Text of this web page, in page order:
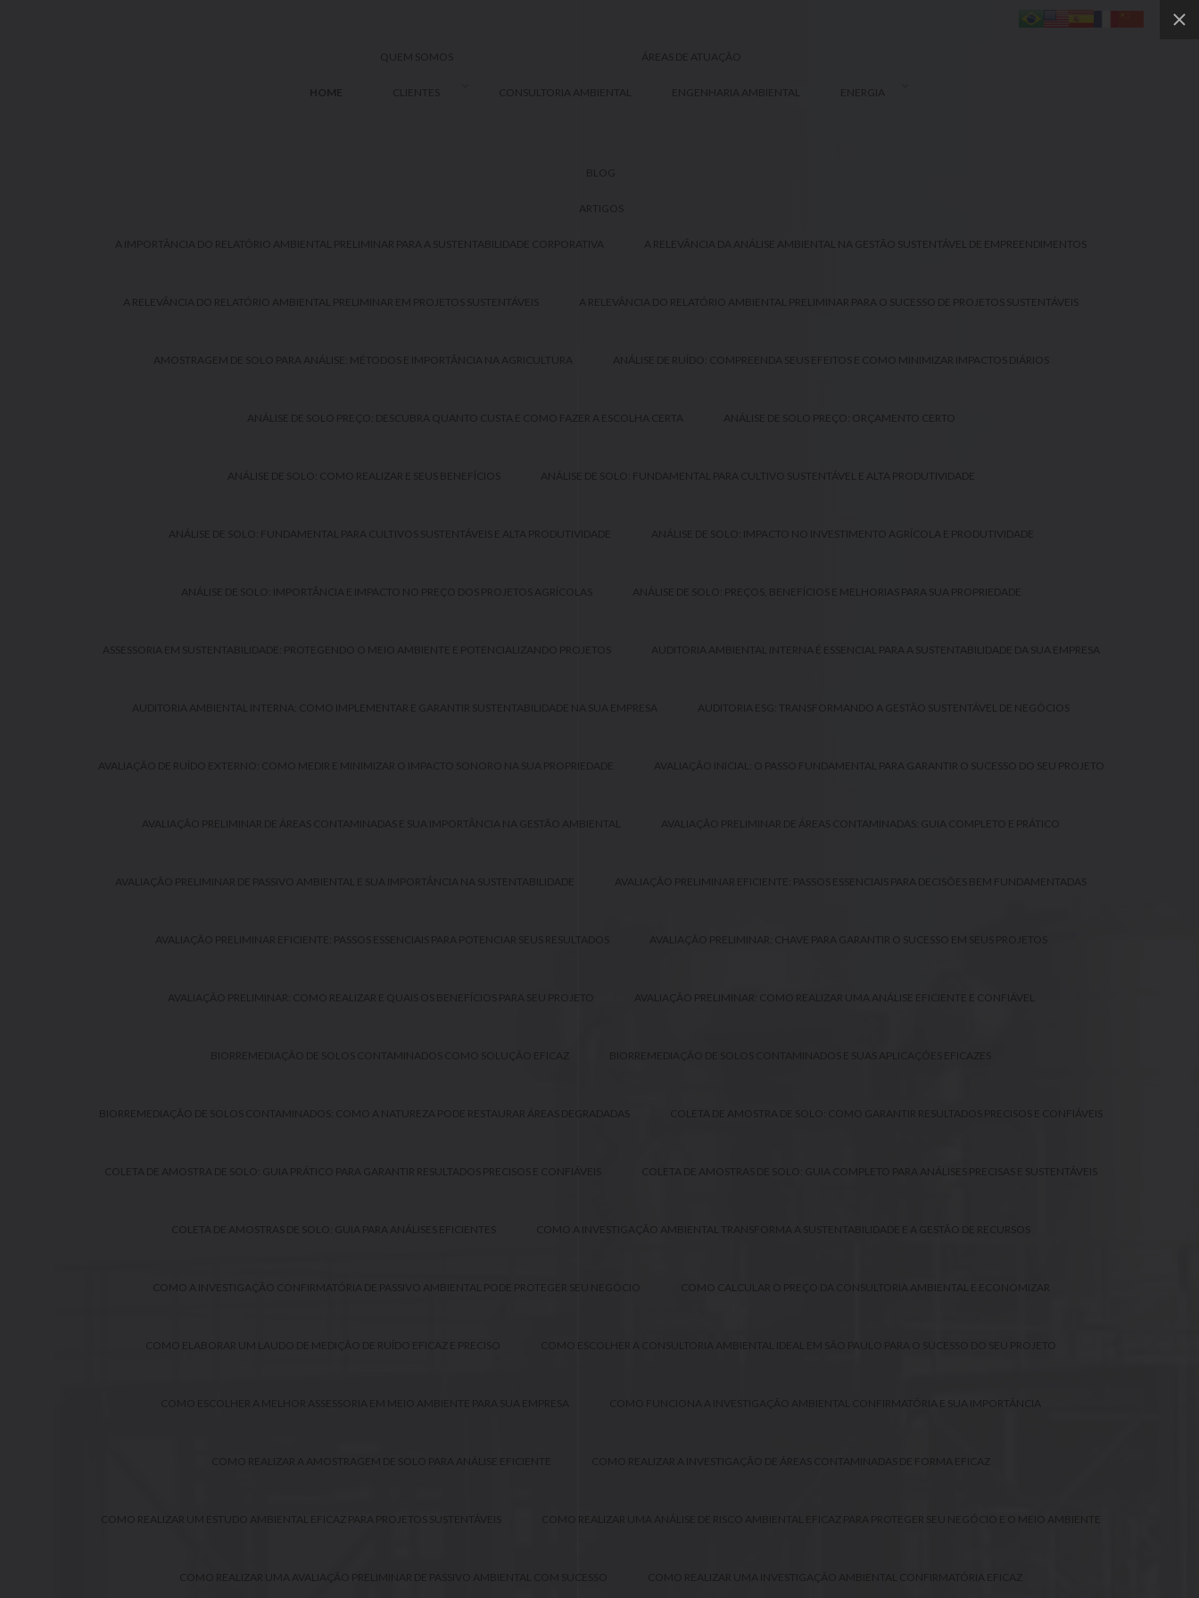
HOME
QUEM SOMOS
CLIENTES
ÁREAS DE ATUAÇÃO
CONSULTORIA AMBIENTAL ENGENHARIA AMBIENTAL ENERGIA
BLOG
ARTIGOS
A IMPORTÂNCIA DO RELATÓRIO AMBIENTAL PRELIMINAR PARA A SUSTENTABILIDADE CORPORATIVA A RELEVÂNCIA DA ANÁLISE AMBIENTAL NA GESTÃO SUSTENTÁVEL DE EMPREENDIMENTOS
A RELEVÂNCIA DO RELATÓRIO AMBIENTAL PRELIMINAR EM PROJETOS SUSTENTÁVEIS A RELEVÂNCIA DO RELATÓRIO AMBIENTAL PRELIMINAR PARA O SUCESSO DE PROJETOS SUSTENTÁVEIS
AMOSTRAGEM DE SOLO PARA ANÁLISE: MÉTODOS E IMPORTÂNCIA NA AGRICULTURA ANÁLISE DE RUÍDO: COMPREENDA SEUS EFEITOS E COMO MINIMIZAR IMPACTOS DIÁRIOS
ANÁLISE DE SOLO PREÇO: DESCUBRA QUANTO CUSTA E COMO FAZER A ESCOLHA CERTA ANÁLISE DE SOLO PREÇO: ORÇAMENTO CERTO
ANÁLISE DE SOLO: COMO REALIZAR E SEUS BENEFÍCIOS ANÁLISE DE SOLO: FUNDAMENTAL PARA CULTIVO SUSTENTÁVEL E ALTA PRODUTIVIDADE
ANÁLISE DE SOLO: FUNDAMENTAL PARA CULTIVOS SUSTENTÁVEIS E ALTA PRODUTIVIDADE ANÁLISE DE SOLO: IMPACTO NO INVESTIMENTO AGRÍCOLA E PRODUTIVIDADE
ANÁLISE DE SOLO: IMPORTÂNCIA E IMPACTO NO PREÇO DOS PROJETOS AGRÍCOLAS ANÁLISE DE SOLO: PREÇOS, BENEFÍCIOS E MELHORIAS PARA SUA PROPRIEDADE
ASSESSORIA EM SUSTENTABILIDADE: PROTEGENDO O MEIO AMBIENTE E POTENCIALIZANDO PROJETOS AUDITORIA AMBIENTAL INTERNA É ESSENCIAL PARA A SUSTENTABILIDADE DA SUA EMPRESA
AUDITORIA AMBIENTAL INTERNA: COMO IMPLEMENTAR E GARANTIR SUSTENTABILIDADE NA SUA EMPRESA AUDITORIA ESG: TRANSFORMANDO A GESTÃO SUSTENTÁVEL DE NEGÓCIOS
AVALIAÇÃO DE RUÍDO EXTERNO: COMO MEDIR E MINIMIZAR O IMPACTO SONORO NA SUA PROPRIEDADE AVALIAÇÃO INICIAL: O PASSO FUNDAMENTAL PARA GARANTIR O SUCESSO DO SEU PROJETO
AVALIAÇÃO PRELIMINAR DE ÁREAS CONTAMINADAS E SUA IMPORTÂNCIA NA GESTÃO AMBIENTAL AVALIAÇÃO PRELIMINAR DE ÁREAS CONTAMINADAS: GUIA COMPLETO E PRÁTICO
AVALIAÇÃO PRELIMINAR DE PASSIVO AMBIENTAL E SUA IMPORTÂNCIA NA SUSTENTABILIDADE AVALIAÇÃO PRELIMINAR EFICIENTE: PASSOS ESSENCIAIS PARA DECISÕES BEM FUNDAMENTADAS
AVALIAÇÃO PRELIMINAR EFICIENTE: PASSOS ESSENCIAIS PARA POTENCIAR SEUS RESULTADOS AVALIAÇÃO PRELIMINAR: CHAVE PARA GARANTIR O SUCESSO EM SEUS PROJETOS
AVALIAÇÃO PRELIMINAR: COMO REALIZAR E QUAIS OS BENEFÍCIOS PARA SEU PROJETO AVALIAÇÃO PRELIMINAR: COMO REALIZAR UMA ANÁLISE EFICIENTE E CONFIÁVEL
BIORREMEDIAÇÃO DE SOLOS CONTAMINADOS COMO SOLUÇÃO EFICAZ BIORREMEDIAÇÃO DE SOLOS CONTAMINADOS E SUAS APLICAÇÕES EFICAZES
BIORREMEDIAÇÃO DE SOLOS CONTAMINADOS: COMO A NATUREZA PODE RESTAURAR ÁREAS DEGRADADAS COLETA DE AMOSTRA DE SOLO: COMO GARANTIR RESULTADOS PRECISOS E CONFIÁVEIS
COLETA DE AMOSTRA DE SOLO: GUIA PRÁTICO PARA GARANTIR RESULTADOS PRECISOS E CONFIÁVEIS COLETA DE AMOSTRAS DE SOLO: GUIA COMPLETO PARA ANÁLISES PRECISAS E SUSTENTÁVEIS
COLETA DE AMOSTRAS DE SOLO: GUIA PARA ANÁLISES EFICIENTES COMO A INVESTIGAÇÃO AMBIENTAL TRANSFORMA A SUSTENTABILIDADE E A GESTÃO DE RECURSOS
COMO A INVESTIGAÇÃO CONFIRMATÓRIA DE PASSIVO AMBIENTAL PODE PROTEGER SEU NEGÓCIO COMO CALCULAR O PREÇO DA CONSULTORIA AMBIENTAL E ECONOMIZAR
COMO ELABORAR UM LAUDO DE MEDIÇÃO DE RUÍDO EFICAZ E PRECISO COMO ESCOLHER A CONSULTORIA AMBIENTAL IDEAL EM SÃO PAULO PARA O SUCESSO DO SEU PROJETO
COMO ESCOLHER A MELHOR ASSESSORIA EM MEIO AMBIENTE PARA SUA EMPRESA COMO FUNCIONA A INVESTIGAÇÃO AMBIENTAL CONFIRMATÓRIA E SUA IMPORTÂNCIA
COMO REALIZAR A AMOSTRAGEM DE SOLO PARA ANÁLISE EFICIENTE COMO REALIZAR A INVESTIGAÇÃO DE ÁREAS CONTAMINADAS DE FORMA EFICAZ
COMO REALIZAR UM ESTUDO AMBIENTAL EFICAZ PARA PROJETOS SUSTENTÁVEIS COMO REALIZAR UMA ANÁLISE DE RISCO AMBIENTAL EFICAZ PARA PROTEGER SEU NEGÓCIO E O MEIO AMBIENTE
COMO REALIZAR UMA AVALIAÇÃO PRELIMINAR DE PASSIVO AMBIENTAL COM SUCESSO COMO REALIZAR UMA INVESTIGAÇÃO AMBIENTAL CONFIRMATÓRIA EFICAZ